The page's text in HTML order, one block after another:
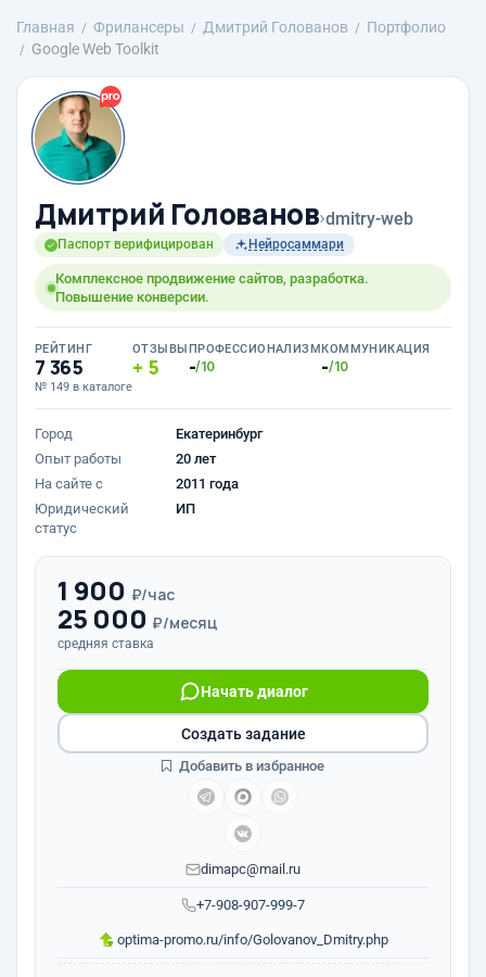
Главная Фрилансеры Дмитрий Голованов
Портфолио
Google Web Toolkit
Дмитрий Голованов›dmitry-web
Паспорт верифицирован Нейросаммари
Комплексное продвижение сайтов, разработка.
Повышение конверсии.
РЕЙТИНГ
7 365
№ 149 в каталоге
ОТЗЫВЫ
5
ПРОФЕССИОНАЛИЗМ
-/10
КОММУНИКАЦИЯ
-/10
Город
Екатеринбург
Опыт работы
20 лет
На сайте с
2011 года
Юридический
статус
ИП
1 900 ₽/час
25 000 ₽/месяц
средняя ставка
+7-908-907-999-7
Начать диалог
dimapc@mail.ru
optima-promo.ru/info/Golovanov_Dmitry.php
Создать задание
Добавить в избранное